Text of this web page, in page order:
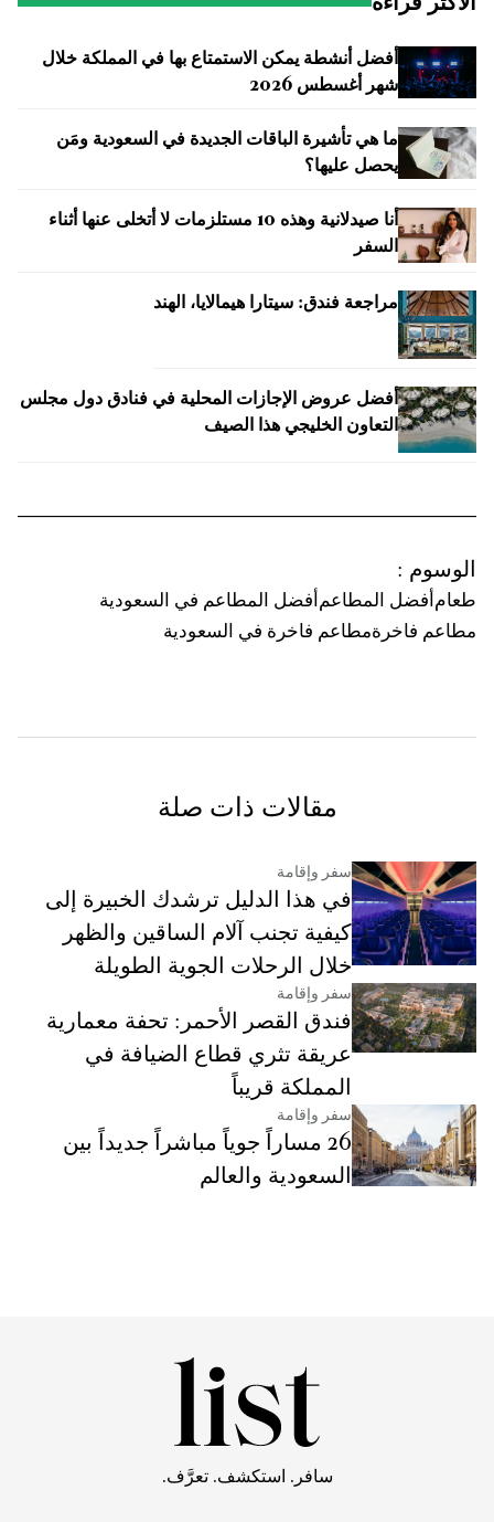
أفضل أنشطة يمكن الاستمتاع بها في المملكة خلال
شهر أغسطس 2026
ما هي تأشيرة الباقات الجديدة في السعودية ومَن
يحصل عليها؟
أنا صيدلانية وهذه 10 مستلزمات لا أتخلى عنها أثناء
السفر
مراجعة فندق: سيتارا هيمالايا، الهند
أفضل عروض الإجازات المحلية في فنادق دول مجلس
التعاون الخليجي هذا الصيف
الوسوم :
طعام أفضل المطاعم أفضل المطاعم في السعودية
مطاعم فاخرةمطاعم فاخرة في السعودية
مقالات ذات صلة
سفر وإقامة
في هذا الدليل ترشدك الخبيرة إلى
كيفية تجنب آلام الساقين والظهر
خلال الرحلات الجوية الطويلة
سفر وإقامة
فندق القصر الأحمر: تحفة معمارية
عريقة تثري قطاع الضيافة في
المملكة قريباً
سفر وإقامة
26 مساراً جوياً مباشراً جديداً بين
السعودية والعالم
سافر. استكشف. تعرَّف.